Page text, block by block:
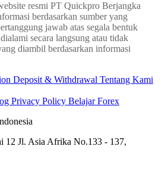
resmi PT Quickpro Berjangka
berdasarkan sumber yang
jawab atas segala bentuk
secara langsung atau tidak
diambil berdasarkan informasi
Deposit & Withdrawal Tentang Kami
Privacy Policy Belajar Forex
12 Jl. Asia Afrika No.133 - 137,